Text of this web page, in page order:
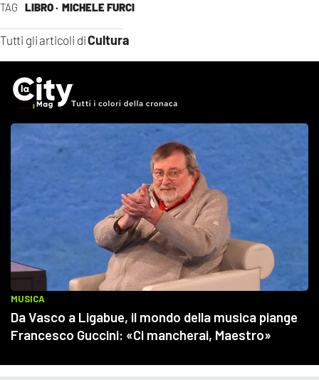
TAG LIBRO · MICHELE FURCI
Tutti gli articoli diCultura